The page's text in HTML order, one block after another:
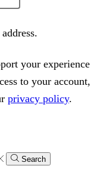
your experience
to your account,
privacy policy.
Search